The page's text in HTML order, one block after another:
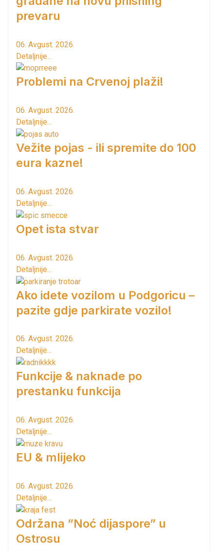
prevaru
06. Avgust. 2026.
Detaljnije...
Problemi na Crvenoj plaži!
06. Avgust. 2026.
Detaljnije...
Vežite pojas - ili spremite do 100
eura kazne!
06. Avgust. 2026.
Detaljnije...
Opet ista stvar
06. Avgust. 2026.
Detaljnije...
Ako idete vozilom u Podgoricu –
pazite gdje parkirate vozilo!
06. Avgust. 2026.
Detaljnije...
Funkcije & naknade po
prestanku funkcija
06. Avgust. 2026.
Detaljnije...
EU & mlijeko
06. Avgust. 2026.
Detaljnije...
Održana ”Noć dijaspore” u
Ostrosu